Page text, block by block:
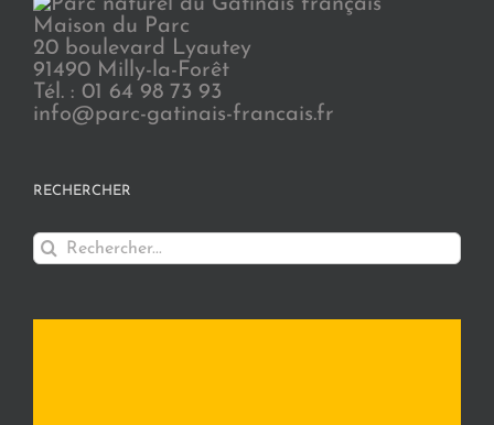
Maison du Parc
20 boulevard Lyautey
91490 Milly-la-Forêt
Tél. : 01 64 98 73 93
info@parc-gatinais-francais.fr
RECHERCHER
Rechercher: